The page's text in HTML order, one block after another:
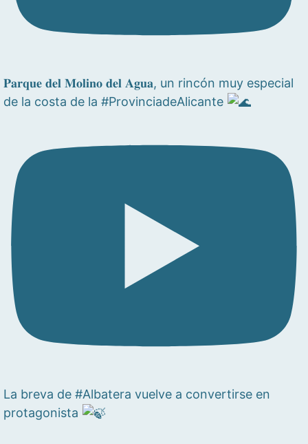
𝐏𝐚𝐫𝐪𝐮𝐞 𝐝𝐞𝐥 𝐌𝐨𝐥𝐢𝐧𝐨 𝐝𝐞𝐥 𝐀𝐠𝐮𝐚, un rincón muy especial
de la costa de la #ProvinciadeAlicante
La breva de #Albatera vuelve a convertirse en
protagonista